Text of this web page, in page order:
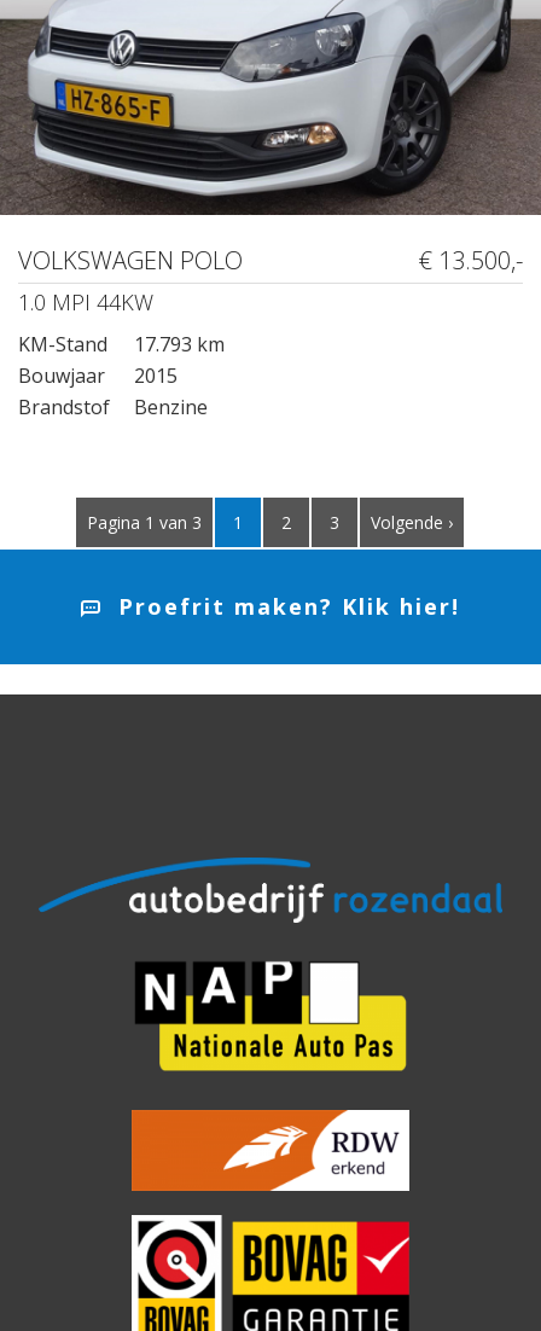
VOLKSWAGEN POLO € 13.500,-
1.0 MPI 44KW
KM-Stand
17.793 km
Bouwjaar
2015
Brandstof
Benzine
Pagina 1 van 3 1 2 3 Volgende ›
Proefrit maken? Klik hier!